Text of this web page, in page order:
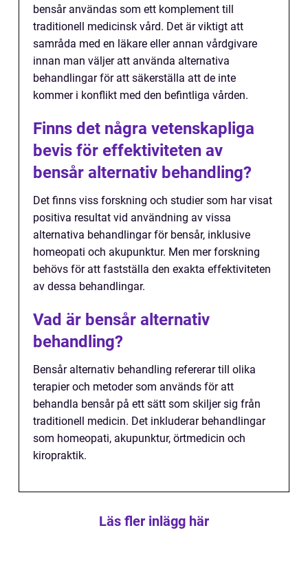
bensår användas som ett komplement till
traditionell medicinsk vård. Det är viktigt att
samråda med en läkare eller annan vårdgivare
innan man väljer att använda alternativa
behandlingar för att säkerställa att de inte
kommer i konflikt med den befintliga vården.
Finns det några vetenskapliga
bevis för effektiviteten av
bensår alternativ behandling?
Det finns viss forskning och studier som har visat
positiva resultat vid användning av vissa
alternativa behandlingar för bensår, inklusive
homeopati och akupunktur. Men mer forskning
behövs för att fastställa den exakta effektiviteten
av dessa behandlingar.
Vad är bensår alternativ
behandling?
Bensår alternativ behandling refererar till olika
terapier och metoder som används för att
behandla bensår på ett sätt som skiljer sig från
traditionell medicin. Det inkluderar behandlingar
som homeopati, akupunktur, örtmedicin och
kiropraktik.
Läs fler inlägg här